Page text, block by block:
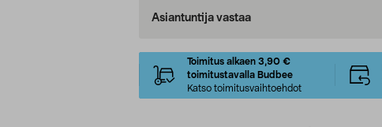
Asiantuntija vastaa
Toimitus alkaen 3,90 €
toimitustavalla Budbee
Katso toimitusvaihtoehdot